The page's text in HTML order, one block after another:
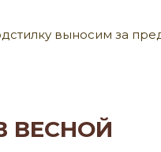
выносим за
ВЕСНОЙ